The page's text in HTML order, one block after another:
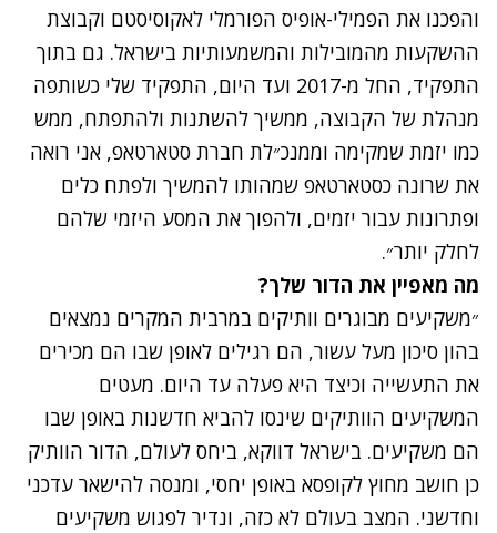
והפכנו את הפמילי-אופיס הפורמלי לאקוסיסטם וקבוצת
ההשקעות מהמובילות והמשמעותיות בישראל. גם בתוך
התפקיד, החל מ-2017 ועד היום, התפקיד שלי כשותפה
מנהלת של הקבוצה, ממשיך להשתנות ולהתפתח, ממש
כמו יזמת שמקימה וממנכ״לת חברת סטארטאפ, אני רואה
את שרונה כסטארטאפ שמהותו להמשיך ולפתח כלים
ופתרונות עבור יזמים, ולהפוך את המסע היזמי שלהם
לחלק יותר״.
מה מאפיין את הדור שלך?
״משקיעים מבוגרים וותיקים במרבית המקרים נמצאים
בהון סיכון מעל עשור, הם רגילים לאופן שבו הם מכירים
את התעשייה וכיצד היא פעלה עד היום. מעטים
המשקיעים הוותיקים שינסו להביא חדשנות באופן שבו
הם משקיעים. בישראל דווקא, ביחס לעולם, הדור הוותיק
כן חושב מחוץ לקופסא באופן יחסי, ומנסה להישאר עדכני
וחדשני. המצב בעולם לא כזה, ונדיר לפגוש משקיעים